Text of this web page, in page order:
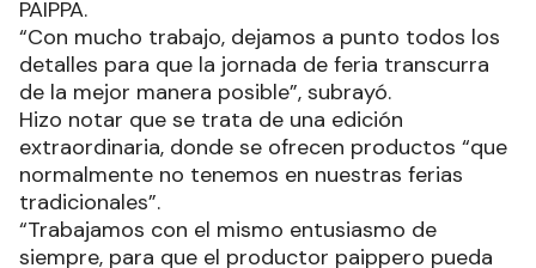
PAIPPA.
“Con mucho trabajo, dejamos a punto todos los
detalles para que la jornada de feria transcurra
de la mejor manera posible”, subrayó.
Hizo notar que se trata de una edición
extraordinaria, donde se ofrecen productos “que
normalmente no tenemos en nuestras ferias
tradicionales”.
“Trabajamos con el mismo entusiasmo de
siempre, para que el productor paippero pueda